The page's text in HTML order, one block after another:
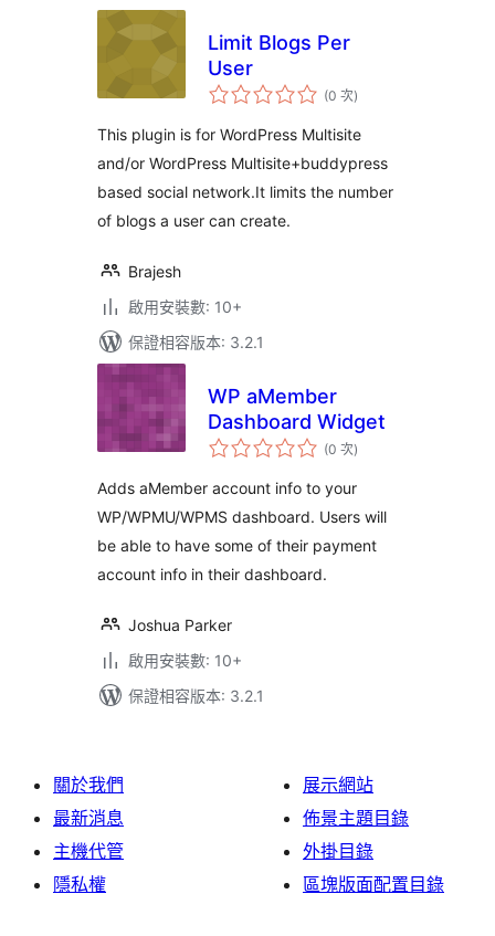
Limit Blogs Per
User
(0 次評
分
數
)
This plugin is for WordPress Multisite
and/or WordPress Multisite+buddypress
based social network.It limits the number
of blogs a user can create.
Brajesh
啟用安裝數: 10+
保證相容版本: 3.2.1
WP aMember
Dashboard Widget
(0 次評
分
數
)
Adds aMember account info to your
WP/WPMU/WPMS dashboard. Users will
be able to have some of their payment
account info in their dashboard.
Joshua Parker
啟用安裝數: 10+
保證相容版本: 3.2.1
關於我們
最新消息
主機代管
隱私權
展示網站
佈景主題目錄
外掛目錄
區塊版面配置目錄